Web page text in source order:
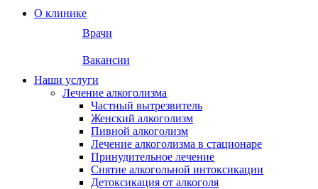
О клинике
Врачи
Вакансии
Наши услуги
Лечение алкоголизма
Частный вытрезвитель
Женский алкоголизм
Пивной алкоголизм
Лечение алкоголизма в стационаре
Принудительное лечение
Снятие алкогольной интоксикации
Детоксикация от алкоголя